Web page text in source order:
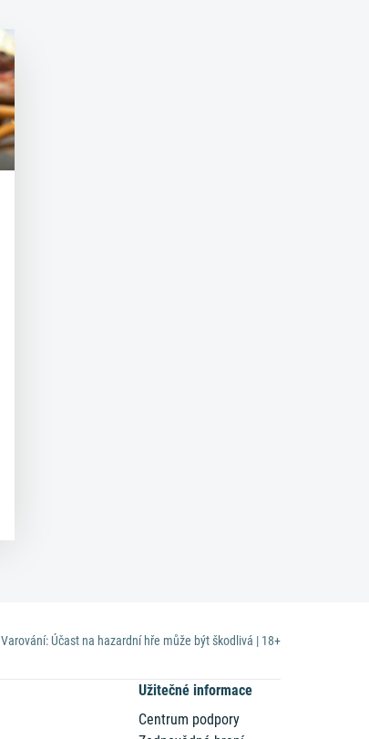
Varování: Účast na hazardní hře může být škodlivá | 18+
Užitečné informace
Centrum podpory